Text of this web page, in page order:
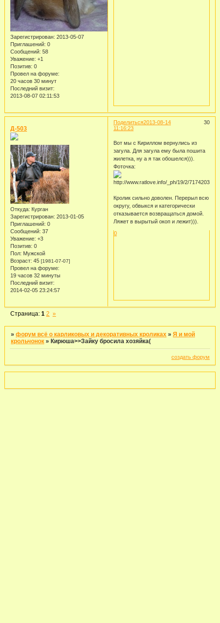
Зарегистрирован: 2013-05-07
Приглашений: 0
Сообщений: 58
Уважение: +1
Позитив: 0
Провел на форуме:
20 часов 30 минут
Последний визит:
2013-08-07 02:11:53
Поделиться 30
2013-08-14
11:16:23
Д-503
Откуда: Курган
Зарегистрирован: 2013-01-05
Приглашений: 0
Сообщений: 37
Уважение: +3
Позитив: 0
Пол: Мужской
Возраст: 45 [1981-07-07]
Провел на форуме:
19 часов 32 минуты
Последний визит:
2014-02-05 23:24:57
Вот мы с Кириллом вернулись из
загула. Для загула ему была пошита
жилетка, ну а я так обошелся))).
Фоточка:
Кролик сильно доволен. Перерыл всю
округу, обвыкся и категорически
отказывается возвращаться домой.
Ляжет в вырытый окоп и лежит))).
0
Страница:1 2 »
»форум всё о карликовых и декоративных кроликах »Я и мой
крольчонок » Кирюша>>Зайку бросила хозяйка(
создать форум